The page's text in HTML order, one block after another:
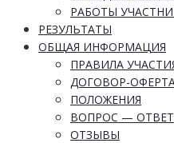
РАБОТЫ
РЕЗУЛЬТАТЫ
ОБЩАЯ ИНФОРМАЦИЯ
ПРАВИЛА
ДОГОВОР-
ПОЛОЖЕНИЯ
ВОПРОС — ОТВЕТ
ОТЗЫВЫ